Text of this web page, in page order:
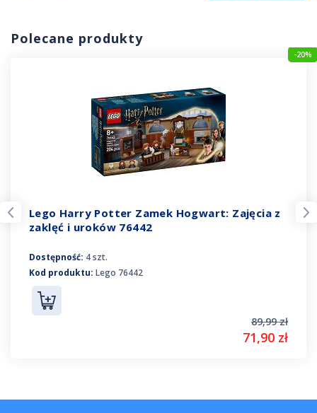
Polecane produkty
-20%
Lego Harry Potter Zamek Hogwart: Zajęcia z
zaklęć i uroków 76442
Dostępność: 4 szt.
Kod produktu: Lego 76442
89,99 zł
71,90 zł